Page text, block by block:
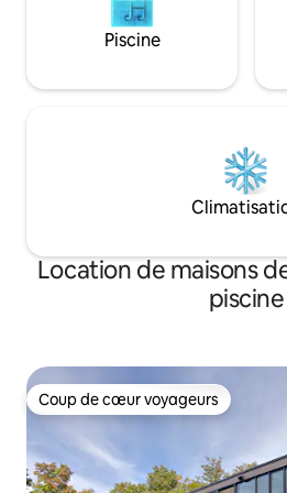
Piscine
Location de maisons
piscine
Coup de cœur voyageurs
Coup de cœur voyageurs